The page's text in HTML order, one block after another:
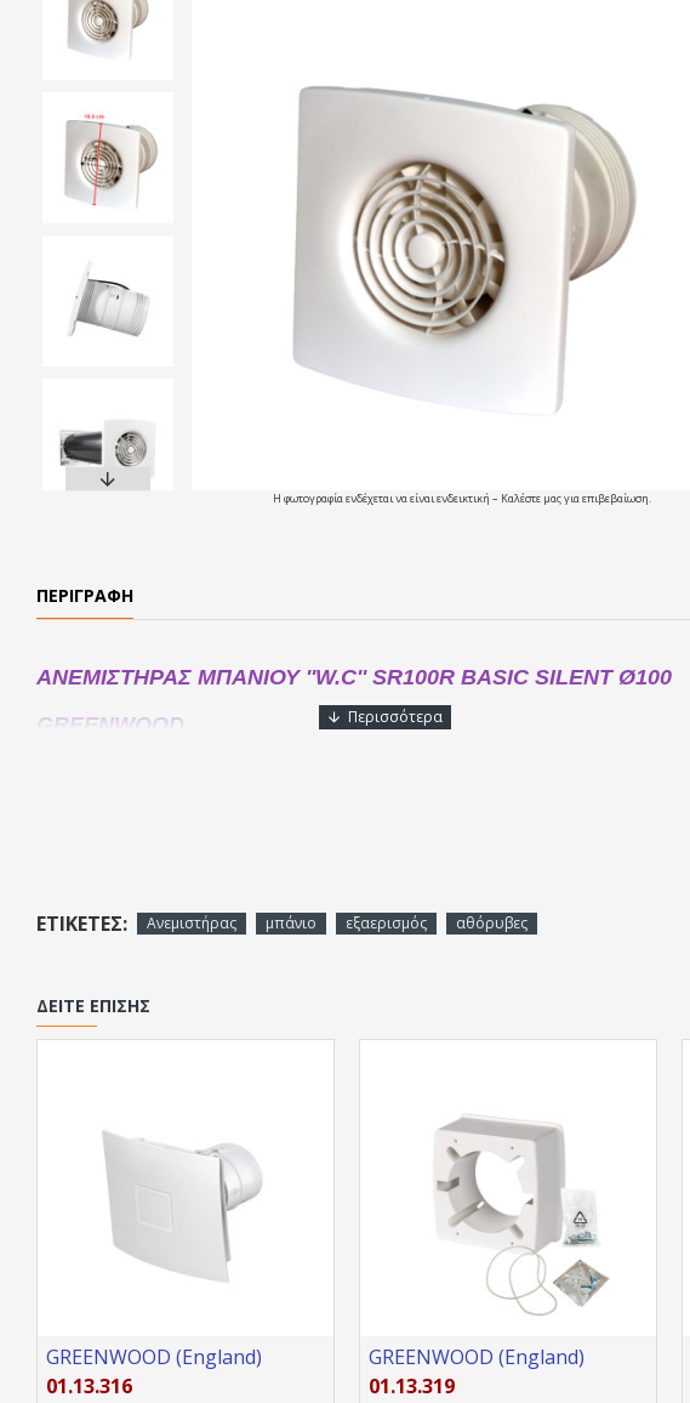
Η φωτογραφία ενδέχεται να είναι ενδεικτική – Καλέστε μας για επιβεβαίωση.
ΠΕΡΙΓΡΑΦΉ
ANEMΙΣΤΗΡΑΣ ΜΠΑΝΙΟΥ ''W.C'' SR100R BASIC SILENT Ø100
GREENWOOD
Λεπτός και διακριτικός σχεδιασμός (Slim Profile Design)
Εύκολη εγκατάσταση (Easy to Install)
Δείτε το τεχνικό εγχειρίδιο
ΕΤΙΚΈΤΕΣ: Ανεμιστήρας μπάνιο εξαερισμός αθόρυβες
ΔΕΊΤΕ ΕΠΊΣΗΣ
GREENWOOD (England)
01.13.316
GREENWOOD (England)
01.13.319